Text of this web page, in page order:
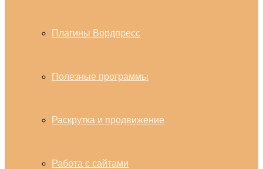
Плагины Вордпресс
Полезные программы
Раскрутка и продвижение
Работа с сайтами